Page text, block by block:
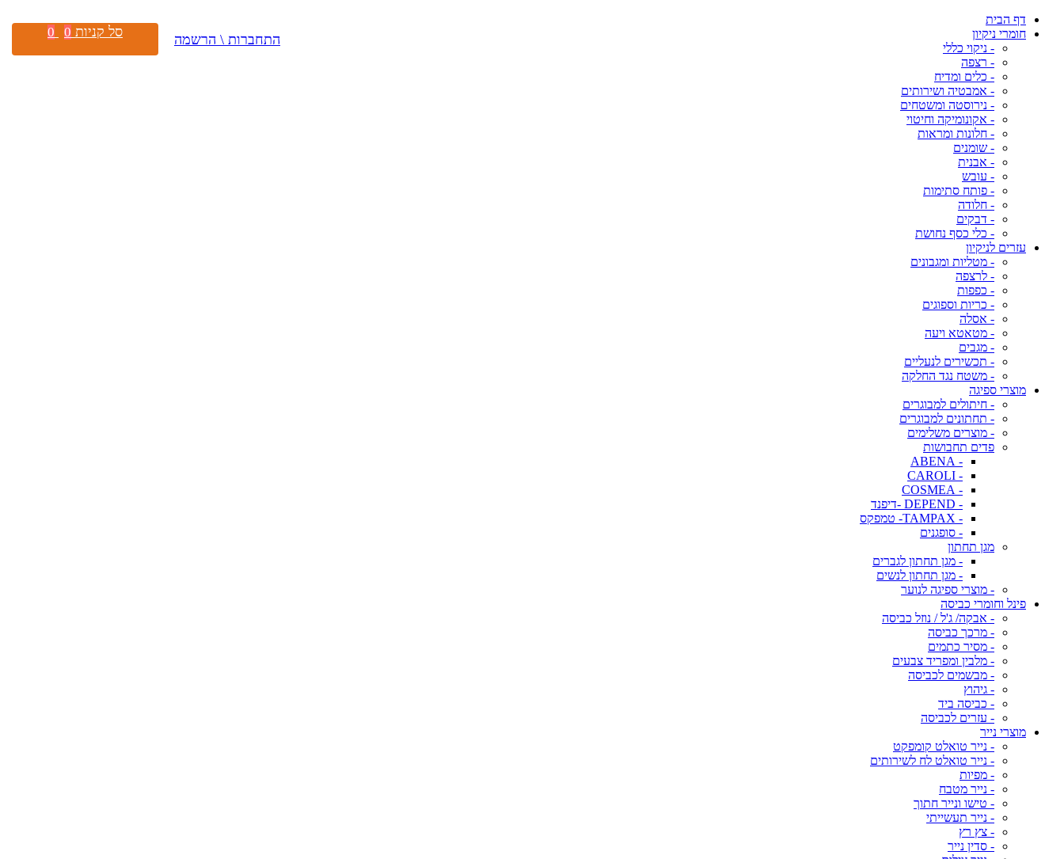
דף הבית
חומרי ניקיון
- ניקוי כללי
- רצפה
- כלים ומדיח
- אמבטיה ושירותים
- נירוסטה ומשטחים
- אקונומיקה וחיטוי
- חלונות ומראות
- שומנים
- אבנית
- עובש
- פותח סתימות
- חלודה
- דבקים
- כלי כסף נחושת
עזרים לניקיון
- מטליות ומגבונים
- לרצפה
- כפפות
- כריות וספוגים
- אסלה
- מטאטא ויעה
- מגבים
- תכשירים לנעליים
- משטח נגד החלקה
מוצרי ספיגה
- חיתולים למבוגרים
- תחתונים למבוגרים
- מוצרים משלימים
פדים תחבושות
- ABENA
- CAROLI
- COSMEA
- DEPEND -דיפנד
- TAMPAX- טמפקס
- סופגנים
מגן תחתון
- מגן תחתון לגברים
- מגן תחתון לנשים
- מוצרי ספיגה לנוער
פינל וחומרי כביסה
- אבקה/ ג'ל / נוזל כביסה
- מרכך כביסה
- מסיר כתמים
- מלבין ומפריד צבעים
- מבשמים לכביסה
- גיהוץ
- כביסה ביד
- עזרים לכביסה
מוצרי נייר
- נייר טואלט קומפקט
- נייר טואלט לח לשירותים
- מפיות
- נייר מטבח
- טישו ונייר חתוך
- נייר תעשייתי
- צץ רץ
- סדין נייר
התחברות \ הרשמה סל קניות 0
0